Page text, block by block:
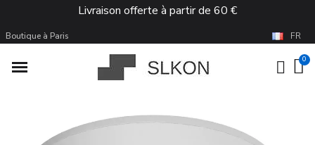
Livraison offerte à partir de 60 €
Boutique à Paris FR